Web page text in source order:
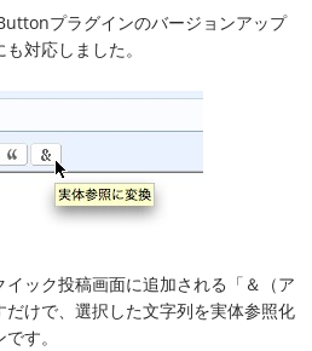
プラグインのバージョンアップ
対応しました。
ック投稿画面に追加される「＆（ア
けで、選択した文字列を実体参照化
す。